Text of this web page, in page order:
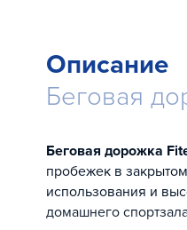
Описание
Беговая
Беговая дорожка
пробежек в
использования и
домашнего